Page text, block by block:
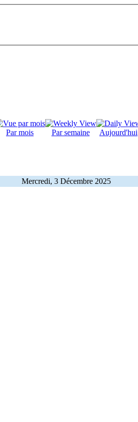
Par mois Par semaine Aujourd'hui
Mercredi, 3 Décembre 2025